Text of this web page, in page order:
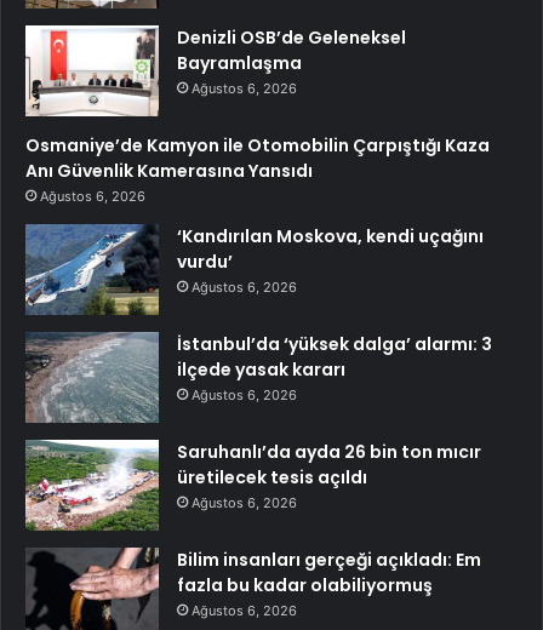
Denizli OSB’de Geleneksel
Bayramlaşma
Ağustos 6, 2026
Osmaniye’de Kamyon ile Otomobilin Çarpıştığı Kaza
Anı Güvenlik Kamerasına Yansıdı
Ağustos 6, 2026
‘Kandırılan Moskova, kendi uçağını
vurdu’
Ağustos 6, 2026
İstanbul’da ‘yüksek dalga’ alarmı: 3
ilçede yasak kararı
Ağustos 6, 2026
Saruhanlı’da ayda 26 bin ton mıcır
üretilecek tesis açıldı
Ağustos 6, 2026
Bilim insanları gerçeği açıkladı: Em
fazla bu kadar olabiliyormuş
Ağustos 6, 2026